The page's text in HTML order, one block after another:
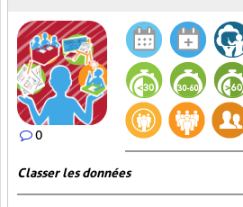
0
Classer les données